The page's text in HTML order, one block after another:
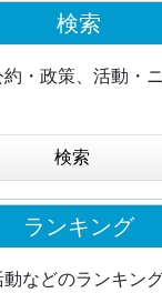
検索
・政策、活動・
検索
ランキング
などのランキン